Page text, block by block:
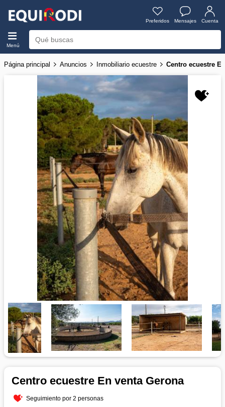
Preferidos Mensajes Cuenta
Menú
Página principal Anuncios Inmobiliario ecuestre Centro ecuestre
Centro ecuestre En venta Gerona
Seguimiento por 2 personas